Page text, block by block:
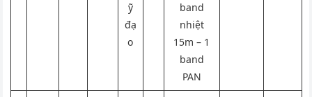
ỹ
đạ
o
band
nhiệt
15m – 1
band
PAN